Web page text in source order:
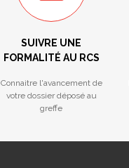
SUIVRE UNE
FORMALITÉ AU RCS
Connaitre l'avancement de
votre dossier déposé au
greffe